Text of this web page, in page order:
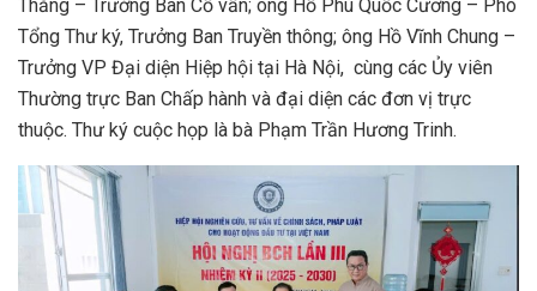
Thăng – Trưởng Ban Cố vấn; ông Hồ Phú Quốc Cương – Phó
Tổng Thư ký, Trưởng Ban Truyền thông; ông Hồ Vĩnh Chung –
Trưởng VP Đại diện Hiệp hội tại Hà Nội, cùng các Ủy viên
Thường trực Ban Chấp hành và đại diện các đơn vị trực
thuộc. Thư ký cuộc họp là bà Phạm Trần Hương Trinh.